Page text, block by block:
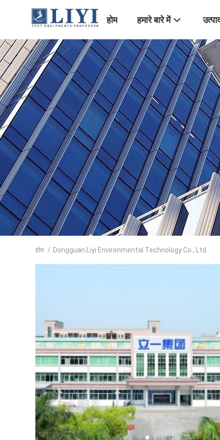
होम हमारे बारे में
होम / Dongguan Liyi Environmental Technology Co., Ltd.